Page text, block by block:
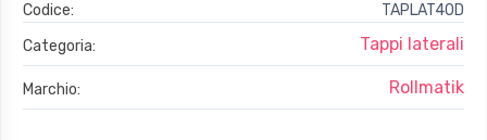
Codice:
TAPLAT40D
Categoria:
Tappi laterali
Marchio: Rollmatik